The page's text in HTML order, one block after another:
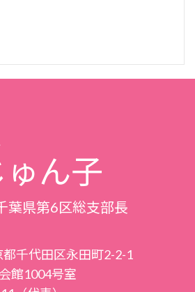
ん子
葉県第6区総支部長
都千代田区永田町2-2-1
館1004号室